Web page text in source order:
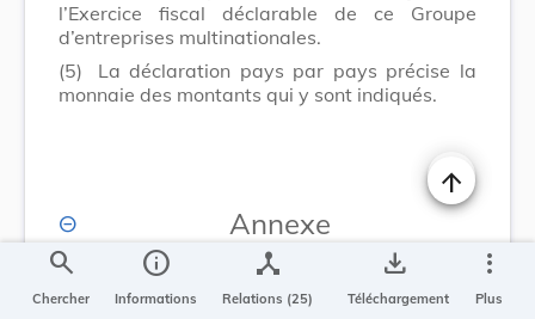
l’Exercice fiscal déclarable de ce Groupe
d’entreprises multinationales.
(5)
La déclaration pays par pays précise la
monnaie des montants qui y sont indiqués.
Annexe
SECTION III
Changer la
search
Chercher
info
Informations
device_hub
Relations (25)
save_alt
Téléchargement
more_vert
Plus